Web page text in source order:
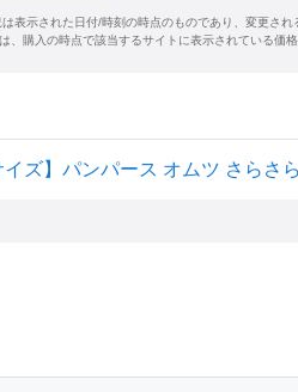
表示された日付/時刻の時点のものであり、変更され
、購入の時点で該当するサイトに表示されている価
イズ】パンパース オムツ さらさ